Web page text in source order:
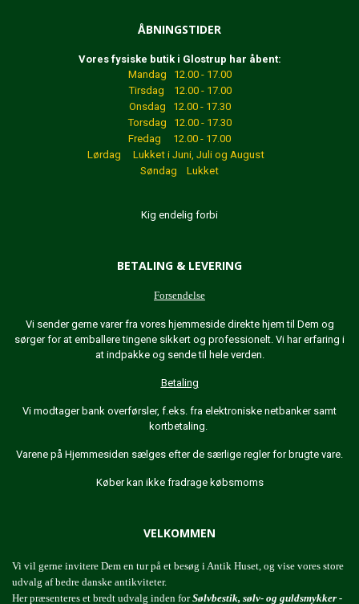
ÅBNINGSTIDER
Vores fysiske butik i Glostrup har åbent:
Mandag 12.00 - 17.00
Tirsdag 12.00 - 17.00
Onsdag 12.00 - 17.30
Torsdag 12.00 - 17.30
Fredag 12.00 - 17.00
Lørdag Lukket i Juni, Juli og August
Søndag Lukket
Kig endelig forbi
BETALING & LEVERING
Forsendelse
Vi sender gerne varer fra vores hjemmeside direkte hjem til Dem og
sørger for at emballere tingene sikkert og professionelt. Vi har erfaring i
at indpakke og sende til hele verden.
Betaling
Vi modtager bank overførsler, f.eks. fra elektroniske netbanker samt
kortbetaling.
Varene på Hjemmesiden sælges efter de særlige regler for brugte vare.
Køber kan ikke fradrage købsmoms
VELKOMMEN
Vi vil gerne invitere Dem en tur på et besøg i Antik Huset, og vise vores store
udvalg af bedre danske antikviteter.
Her præsenteres et bredt udvalg inden forSølvbestik, sølv- og guldsmykker -